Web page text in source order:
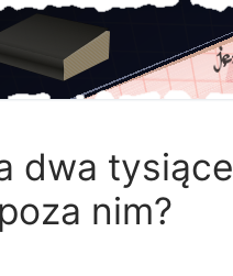
dwa tysiące
nim?